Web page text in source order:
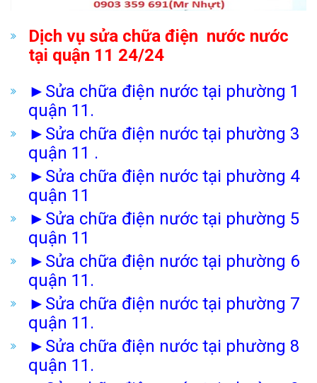
Dịch vụ sửa chữa điện nước nước
tại quận 11 24/24
► Sửa chữa điện nước tại phường 1
quận 11.
► Sửa chữa điện nước tại phường 3
quận 11 .
► Sửa chữa điện nước tại phường 4
quận 11
► Sửa chữa điện nước tại phường 5
quận 11
► Sửa chữa điện nước tại phường 6
quận 11.
► Sửa chữa điện nước tại phường 7
quận 11.
► Sửa chữa điện nước tại phường 8
quận 11.